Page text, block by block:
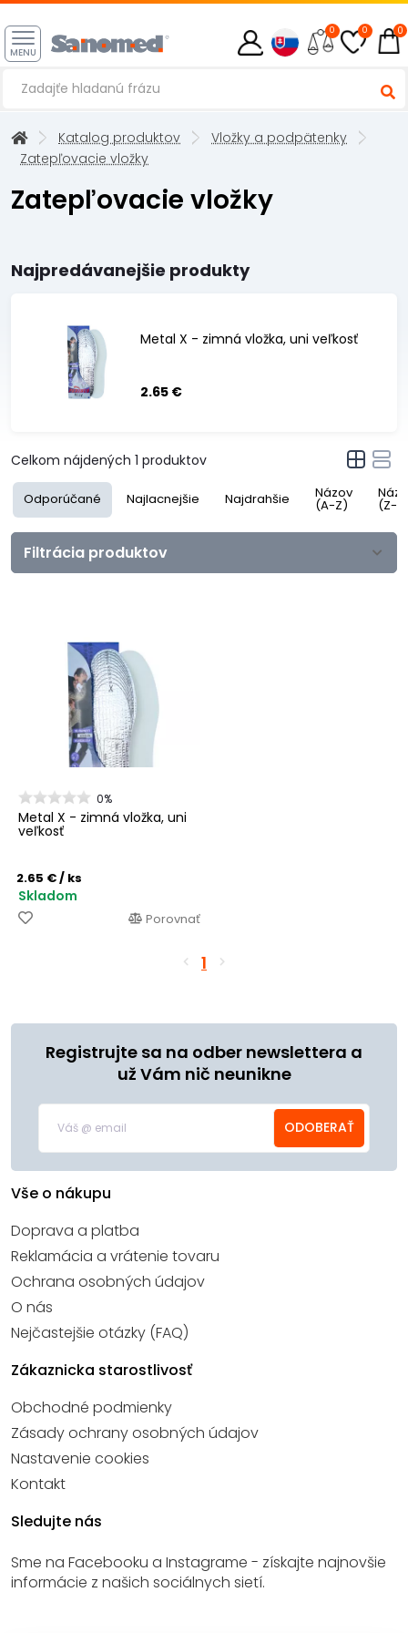
MENU
0 0 0
Katalog produktov
Vložky a podpätenky
Zatepľovacie vložky
Zatepľovacie vložky
Najpredávanejšie produkty
Metal X - zimná vložka, uni veľkosť
2.65 €
Celkom nájdených 1 produktov
Odporúčané Najlacnejšie Najdrahšie Názov
(A-Z) (Z-
Filtrácia produktov
0%
Metal X - zimná vložka, uni
veľkosť
2.65 €/ ks
Skladom
Porovnať
1
Registrujte sa na odber newslettera a
už Vám nič neunikne
ODOBERAŤ
Vše o nákupu
Doprava a platba
Reklamácia a vrátenie tovaru
Ochrana osobných údajov
O nás
Nejčastejšie otázky (FAQ)
Zákaznicka starostlivosť
Obchodné podmienky
Zásady ochrany osobných údajov
Nastavenie cookies
Kontakt
Sledujte nás
Sme na Facebooku a Instagrame - získajte najnovšie
informácie z našich sociálnych sietí.